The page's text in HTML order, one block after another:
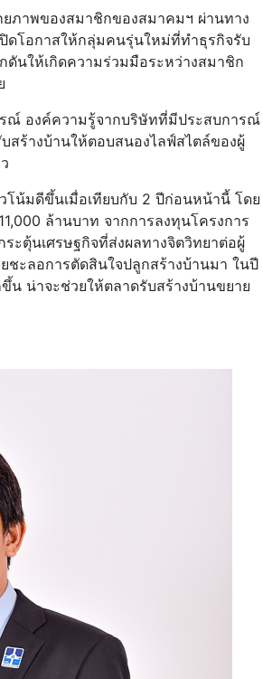
ภาพของสมาชิกของสมาคมฯ ผ่านทาง
ดโอกาสให้กลุ่มคนรุ่นใหม่ที่ทำธุรกิจรับ
นให้เกิดความร่วมมือระหว่างสมาชิก
ณ์ องค์ความรู้จากบริษัทที่มีประสบการณ์
สร้างบ้านให้ตอบสนองไลฟ์สไตล์ของผู้
น้มดีขึ้นเมื่อเทียบกับ 2 ปีก่อนหน้านี้ โดย
ล้านบาท จากการลงทุนโครงการ
ะตุ้นเศรษฐกิจที่ส่งผลทางจิตวิทยาต่อผู้
ชะลอการตัดสินใจปลูกสร้างบ้านมา ในปี
น น่าจะช่วยให้ตลาดรับสร้างบ้านขยาย